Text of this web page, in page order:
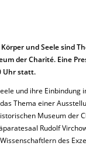
und Seele sind
der Charité. Eine
Uhr statt.
und ihre Einbindung
Thema einer
Museum der
Rudolf
des